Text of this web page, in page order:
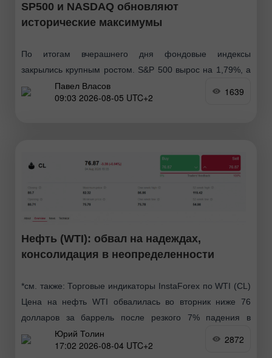
SP500 и NASDAQ обновляют
исторические максимумы
По итогам вчерашнего дня фондовые индексы
закрылись крупным ростом. S&P 500 вырос на 1,79%, а
Nasdaq 100 подскочил на 2,59%. Промышленный Dow
Jones укрепился на 1,71%. Мировые индексы поднялись
Павел Власов
09:03 2026-08-05 UTC+2
1639
Нефть (WTI): обвал на надеждах,
консолидация в неопределенности
*см. также: Торговые индикаторы InstaForex по WTI (CL)
Цена на нефть WTI обвалилась во вторник ниже 76
долларов за баррель после резкого 7% падения в
понедельник, вызванного заявлениями президента
Юрий Толин
17:02 2026-08-04 UTC+2
2872